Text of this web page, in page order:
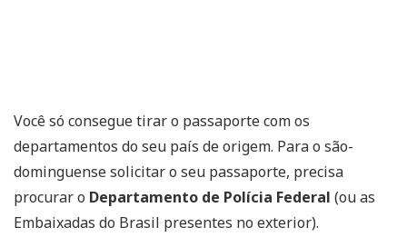
Você só consegue tirar o passaporte com os
departamentos do seu país de origem. Para o são-
dominguense solicitar o seu passaporte, precisa
procurar o Departamento de Polícia Federal (ou as
Embaixadas do Brasil presentes no exterior).